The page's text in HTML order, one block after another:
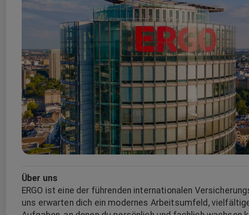
Über uns
ERGO ist eine der führenden internationalen
uns erwarten dich ein modernes Arbeitsumfeld,